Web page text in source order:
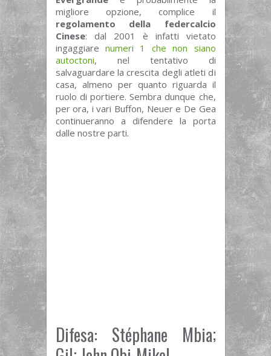
migliore opzione, complice il
regolamento della federcalcio
Cinese: dal 2001 è infatti vietato
ingaggiare numeri 1 che non siano
autoctoni, nel tentativo di
salvaguardare la crescita degli atleti di
casa, almeno per quanto riguarda il
ruolo di portiere. Sembra dunque che,
per ora, i vari Buffon, Neuer e De Gea
continueranno a difendere la porta
dalle nostre parti.
Difesa: Stéphane Mbia;